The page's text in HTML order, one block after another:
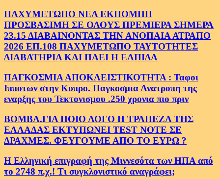
ΠΑΧΥΜΕΤΩΠΟ ΝΕΑ ΕΚΠΟΜΠΗ
ΠΡΟΣΒΑΣΙΜΗ ΣΕ ΟΛΟΥΣ ΠΡΕΜΙΕΡΑ ΣΗΜΕΡΑ
23.15 ΔΙΑΒΑΙΝΟΝΤΑΣ ΤΗΝ ΑΝΟΠΑΙΑ ΑΤΡΑΠΟ
2026 ΕΠ.108 ΠΑΧΥΜΕΤΩΠΟ ΤΑΥΤΟΤΗΤΕΣ
ΔΙΑΒΑΤΗΡΙΑ ΚΑΙ ΠΑΕΙ Η ΕΛΠΙΔΑ
ΠΑΓΚΟΣΜΙΑ ΑΠΟΚΛΕΙΣΤΙΚΟΤΗΤΑ : Ταφοι
Ιπποτων στην Κυπρο. Παγκοσμια Ανατροπη της
εναρξης του Τεκτονισμου .250 χρονια πιο πριν
ΒΟΜΒΑ.ΓΙΑ ΠΟΙΟ ΛΟΓΟ Η ΤΡΑΠΕΖΑ ΤΗΣ
ΕΛΛΑΔΑΣ ΕΚΤΥΠΩΝΕΙ TEST NOTE ΣΕ
ΔΡΑΧΜΕΣ. ΦΕΥΓΟΥΜΕ ΑΠΟ ΤΟ ΕΥΡΩ ?
Η Ελληνική επιγραφή της Μιννεσότα των ΗΠΑ από
το 2748 π.χ.! Τι συγκλονιστικό αναγράφει;